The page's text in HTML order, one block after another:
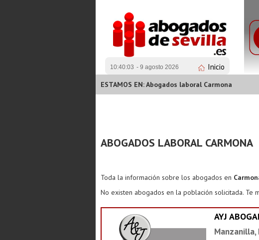
10:40:03 - 9 agosto 2026 Inicio
ESTAMOS EN: Abogados laboral Carmona
ABOGADOS LABORAL CARMONA
Toda la información sobre los abogados en
No existen abogados en la población solicitada. Te
AYJ
Manzanilla,